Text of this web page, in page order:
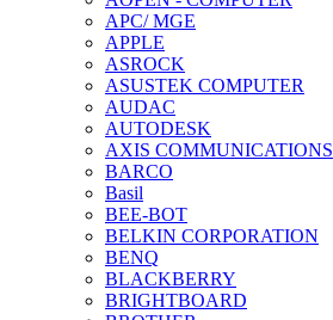
APC/ MGE
APPLE
ASROCK
ASUSTEK COMPUTER
AUDAC
AUTODESK
AXIS COMMUNICATIONS
BARCO
Basil
BEE-BOT
BELKIN CORPORATION
BENQ
BLACKBERRY
BRIGHTBOARD